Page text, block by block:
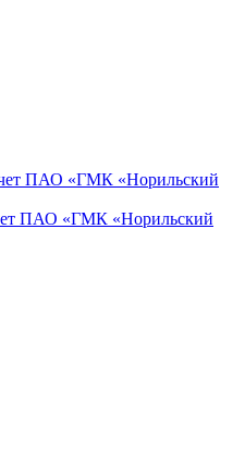
ПАО «ГМК «Норильский
ПАО «ГМК «Норильский